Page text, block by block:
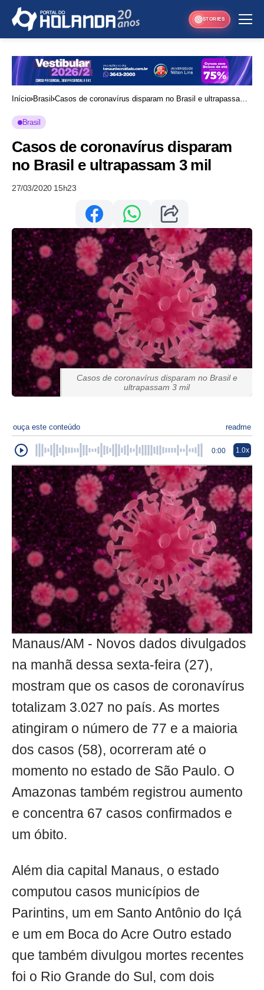
STORIES
Início Brasil Casos de coronavírus disparam no Brasil e ultrapassam
Brasil
Casos de coronavírus disparam
no Brasil e ultrapassam 3 mil
27/03/2020 15h23
Casos de coronavírus disparam no Brasil e
ultrapassam 3 mil
ouça este conteúdo readme
0:00 1.0x
Manaus/AM - Novos dados divulgados
na manhã dessa sexta-feira (27),
mostram que os casos de coronavírus
totalizam 3.027 no país. As mortes
atingiram o número de 77 e a maioria
dos casos (58), ocorreram até o
momento no estado de São Paulo. O
Amazonas também registrou aumento
e concentra 67 casos confirmados e
um óbito.
Além dia capital Manaus, o estado
computou casos municípios de
Parintins, um em Santo Antônio do Içá
e um em Boca do Acre Outro estado
que também divulgou mortes recentes
foi o Rio Grande do Sul, com dois